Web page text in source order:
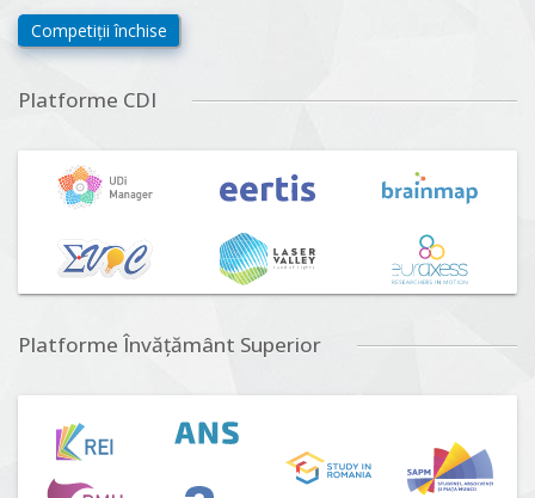
biodiversitate, consecințe socio-ecologice și traiectorii
viitoare", Competiția 2026
n°5 (DUT-2026)
Lansare:01 Septembrie 2026
Competiții închise
Platforme CDI
Platforme Învățământ Superior